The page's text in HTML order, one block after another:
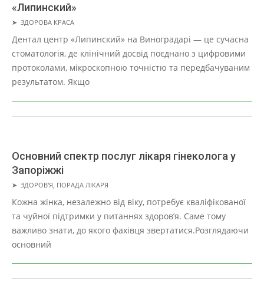
«Липинский»
2025-
10-
26
➤ ЗДОРОВА КРАСА
Дентал центр «Липинский» на Виноградарі — це сучасна
стоматологія, де клінічний досвід поєднано з цифровими
протоколами, мікроскопною точністю та передбачуваним
результатом. Якщо
Основний спектр послуг лікаря гінеколога у
Запоріжжі
2025-
10-
➤ ЗДОРОВ'Я ПОРАДА ЛІКАРЯ
Кожна жінка, незалежно від віку, потребує кваліфікованої
та чуйної підтримки у питаннях здоров’я. Саме тому
важливо знати, до якого фахівця звертатися.Розглядаючи
основний